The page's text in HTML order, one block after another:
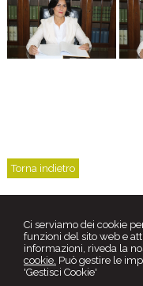
Ci serviamo dei cookie
funzioni del sito web e
informazioni, riveda la
cookie. Può gestire le
'Gestisci Cookie'
Torna indietro